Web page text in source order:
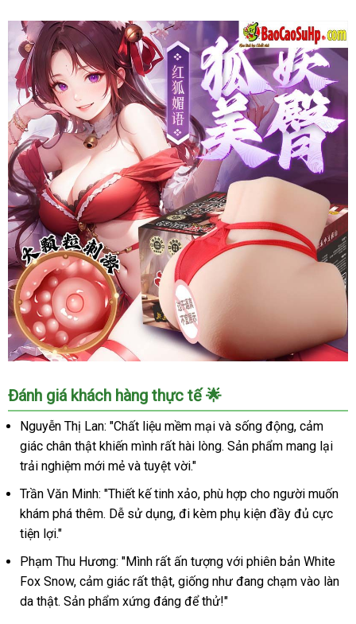
Mông
Quỷ
Mizzzee
Ji
Kagayaki
Nguyên
Khối
Thụt
Hậu
Môn
Kích
Thích
Mông
Quỷ
Mizzzee
Kagayaki
Nguyên
Khối
Thụt
Hậu
Môn
Kích
Thích
Đánh giá khách hàng thực tế 🌟
Nguyễn Thị Lan: "Chất liệu mềm mại và sống động, cảm
giác chân thật khiến mình rất hài lòng. Sản phẩm mang lại
trải nghiệm mới mẻ và tuyệt vời."
Trần Văn Minh: "Thiết kế tinh xảo, phù hợp cho người muốn
khám phá thêm. Dễ sử dụng, đi kèm phụ kiện đầy đủ cực
tiện lợi."
Phạm Thu Hương: "Mình rất ấn tượng với phiên bản White
Fox Snow, cảm giác rất thật, giống như đang chạm vào làn
da thật. Sản phẩm xứng đáng để thử!"